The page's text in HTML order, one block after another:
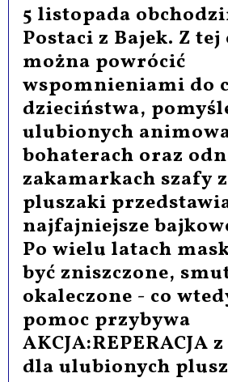
5 listopada
Postaci z Bajek. Z
można powrócić
wspomnieniami do
dzieciństwa,
ulubionych
bohaterach oraz
zakamarkach szafy
pluszaki
najfajniejsze
Po wielu latach
być zniszczone,
okaleczone - co
pomoc przybywa
dla ulubionych